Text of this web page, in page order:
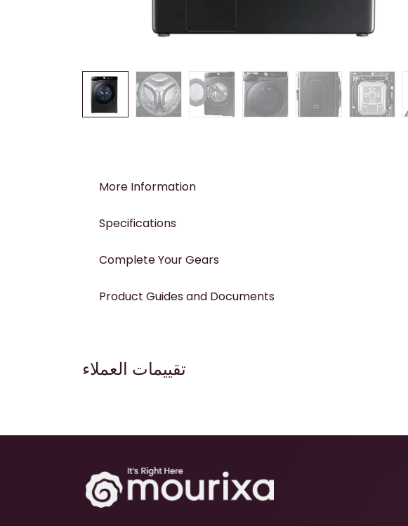
More Information
Specifications
Complete Your Gears
Product Guides and Documents
تقييمات العملاء